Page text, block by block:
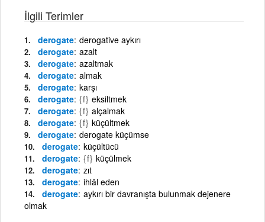
İlgili Terimler
derogate derogative aykırı
derogate azalt
derogate azaltmak
derogate almak
derogate karşı
derogate {f} eksiltmek
derogate {f} alçalmak
derogate {f} küçültmek
derogate derogate küçümse
derogate küçültücü
derogate {f} küçülmek
derogate zıt
derogate ihlâl eden
derogate aykırı bir davranışta bulunmak dejenere
olmak